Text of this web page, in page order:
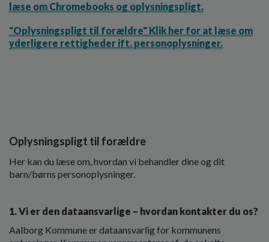
læse om Chromebooks og oplysningspligt.
"Oplysningspligt til forældre" Klik her for at læse om
yderligere rettigheder ift. personoplysninger.
Oplysningspligt til forældre
Her kan du læse om, hvordan vi behandler dine og dit
barn/børns personoplysninger.
1. Vi er den dataansvarlige – hvordan kontakter du os?
Aalborg Kommune er dataansvarlig for kommunens